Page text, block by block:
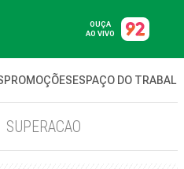
OUÇA
AO VIVO
PROMOÇÕESESPAÇO DO
SUPERACAO